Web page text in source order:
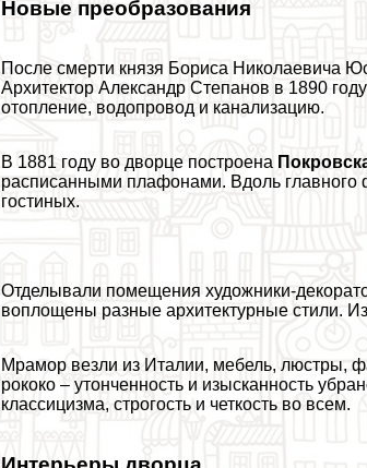
Новые преобразования
После cмepти князя Бориса Николаевича
Архитектор Александр Степанов в 1890
отопление, водопровод и канализацию.
В 1881 году во дворце построена
расписанными плафонами. Вдоль главного
гостиных.
Отделывали помещения художники-
воплощены разные архитектурные стили.
Мрамор везли из Италии, мебель, люстры,
рококо – утонченность и изысканность
классицизма, строгость и четкость во всем.